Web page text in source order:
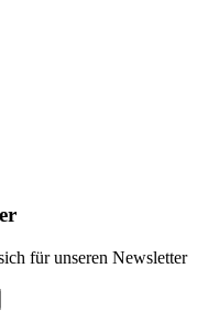
für unseren Newsletter